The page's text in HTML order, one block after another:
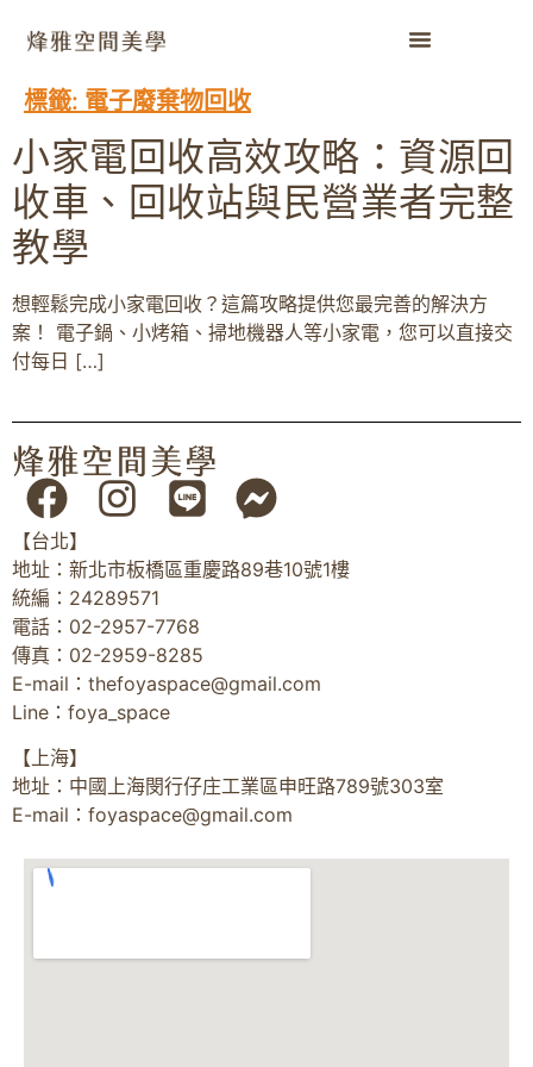
標籤: 電子廢棄物回收
小家電回收高效攻略：資源回
收車、回收站與民營業者完整
教學
想輕鬆完成小家電回收？這篇攻略提供您最完善的解決方
案！ 電子鍋、小烤箱、掃地機器人等小家電，您可以直接交
付每日 […]
【台北】
地址：新北市板橋區重慶路89巷10號1樓
統編：24289571
電話：02-2957-7768
傳真：02-2959-8285
E-mail： thefoyaspace@gmail.com
Line：foya_space
【上海】
地址：中國上海閔行仔庄工業區申旺路789號303室
E-mail： foyaspace@gmail.com